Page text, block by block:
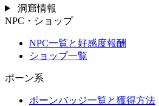
洞窟情報
NPC・ショップ
NPC一覧と好感度報酬
ショップ一覧
ポーン系
ポーンバッジ一覧と獲得方法